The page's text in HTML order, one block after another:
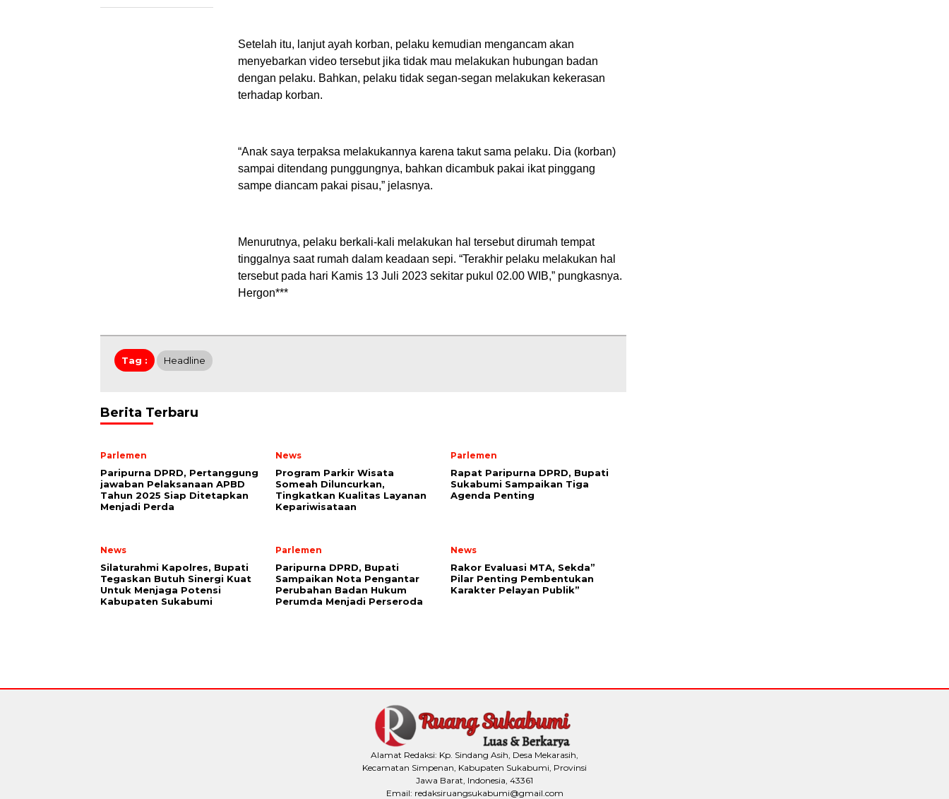
Setelah itu, lanjut ayah korban, pelaku kemudian mengancam akan
menyebarkan video tersebut jika tidak mau melakukan hubungan badan
dengan pelaku. Bahkan, pelaku tidak segan-segan melakukan kekerasan
terhadap korban.
“Anak saya terpaksa melakukannya karena takut sama pelaku. Dia (korban)
sampai ditendang punggungnya, bahkan dicambuk pakai ikat pinggang
sampe diancam pakai pisau,” jelasnya.
Menurutnya, pelaku berkali-kali melakukan hal tersebut dirumah tempat
tinggalnya saat rumah dalam keadaan sepi. “Terakhir pelaku melakukan hal
tersebut pada hari Kamis 13 Juli 2023 sekitar pukul 02.00 WIB,” pungkasnya.
Hergon***
Tag : Headline
Berita Terbaru
Parlemen
Paripurna DPRD, Pertanggung
jawaban Pelaksanaan APBD
Tahun 2025 Siap Ditetapkan
Menjadi Perda
News
Program Parkir Wisata
Someah Diluncurkan,
Tingkatkan Kualitas Layanan
Kepariwisataan
Parlemen
Rapat Paripurna DPRD, Bupati
Sukabumi Sampaikan Tiga
Agenda Penting
News
Silaturahmi Kapolres, Bupati
Tegaskan Butuh Sinergi Kuat
Untuk Menjaga Potensi
Kabupaten Sukabumi
Parlemen
Paripurna DPRD, Bupati
Sampaikan Nota Pengantar
Perubahan Badan Hukum
Perumda Menjadi Perseroda
News
Rakor Evaluasi MTA, Sekda”
Pilar Penting Pembentukan
Karakter Pelayan Publik”
Alamat Redaksi: Kp. Sindang Asih, Desa Mekarasih,
Kecamatan Simpenan, Kabupaten Sukabumi, Provinsi
Jawa Barat, Indonesia, 43361
Email: redaksiruangsukabumi@gmail.com